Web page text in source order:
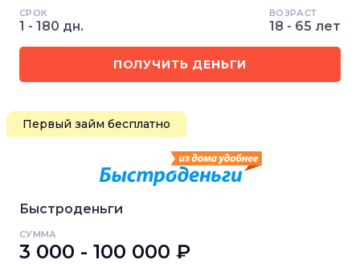
СРОК
1 - 180 дн.
ВОЗРАСТ
18 - 65 лет
ПОЛУЧИТЬ ДЕНЬГИ
Первый займ бесплатно
Быстроденьги
СУММА
3 000 - 100 000 ₽